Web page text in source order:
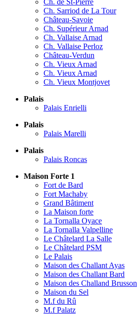
Ch. de St-Pierre
Ch. Sarriod de La Tour
Château-Savoie
Ch. Supérieur Arnad
Ch. Vallaise Arnad
Ch. Vallaise Perloz
Château-Verdun
Ch. Vieux Arnad
Ch. Vieux Arnad
Ch. Vieux Montjovet
Palais
Palais Enrielli
Palais
Palais Marelli
Palais
Palais Roncas
Maison Forte 1
Fort de Bard
Fort Machaby
Grand Bâtiment
La Maison forte
La Tornalla Oyace
La Tornalla Valpelline
Le Châtelard La Salle
Le Châtelard PSM
Le Palais
Maison des Challant Ayas
Maison des Challant Bard
Maison des Challand Brusson
Maison du Sel
M.f du Rû
M.f Palatz